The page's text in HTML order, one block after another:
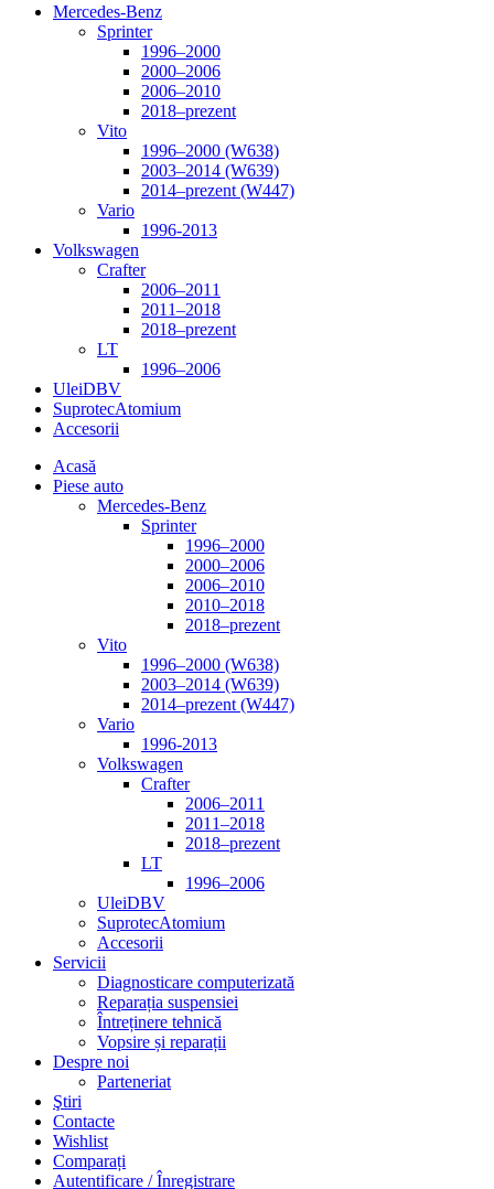
Mercedes-Benz
Sprinter
1996–2000
2000–2006
2006–2010
2018–prezent
Vito
1996–2000 (W638)
2003–2014 (W639)
2014–prezent (W447)
Vario
1996-2013
Volkswagen
Crafter
2006–2011
2011–2018
2018–prezent
LT
1996–2006
UleiDBV
SuprotecAtomium
Accesorii
Acasă
Piese auto
Mercedes-Benz
Sprinter
1996–2000
2000–2006
2006–2010
2010–2018
2018–prezent
Vito
1996–2000 (W638)
2003–2014 (W639)
2014–prezent (W447)
Vario
1996-2013
Volkswagen
Crafter
2006–2011
2011–2018
2018–prezent
LT
1996–2006
UleiDBV
SuprotecAtomium
Accesorii
Servicii
Diagnosticare computerizată
Reparația suspensiei
Întreținere tehnică
Vopsire și reparații
Despre noi
Parteneriat
Ştiri
Contacte
Wishlist
Comparați
Autentificare / Înregistrare